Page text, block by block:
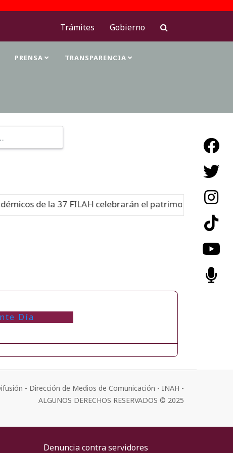
Trámites
Gobierno
PRENSA TRANSPARENCIA
de la 37 FILAH celebrarán el patrimonio cultural
Día
- Dirección de Medios de Comunicación - INAH -
ALGUNOS DERECHOS RESERVADOS © 2025
Denuncia contra servidores